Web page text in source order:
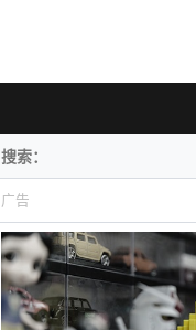
广告